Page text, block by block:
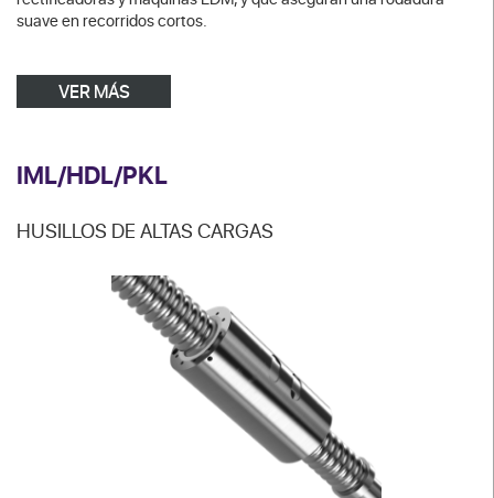
suave en recorridos cortos.
VER MÁS
IML/HDL/PKL
HUSILLOS DE ALTAS CARGAS